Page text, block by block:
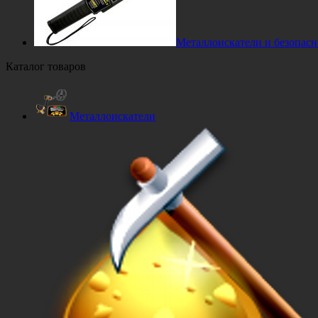
Металлоискатели и
Каталог товаров
Металлоискатели